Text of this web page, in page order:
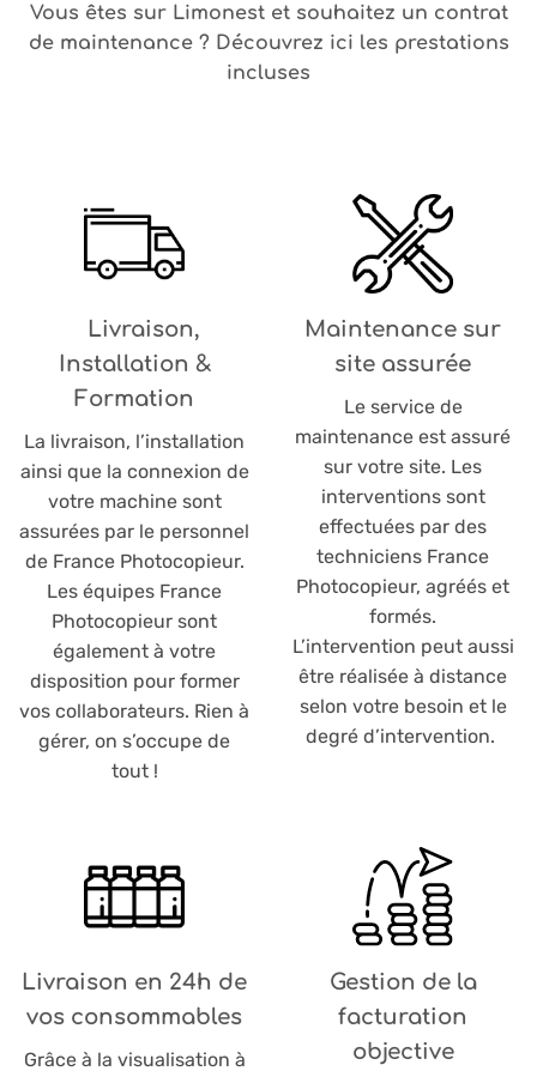
Vous êtes sur Limonest et souhaitez un contrat
de maintenance ? Découvrez ici les prestations
incluses
Livraison,
Installation &
Formation
La livraison, l’installation
ainsi que la connexion de
votre machine sont
assurées par le personnel
de France Photocopieur.
Les équipes France
Photocopieur sont
également à votre
disposition pour former
vos collaborateurs. Rien à
gérer, on s’occupe de
tout !
Maintenance sur
site assurée
Le service de
maintenance est assuré
sur votre site. Les
interventions sont
effectuées par des
techniciens France
Photocopieur, agréés et
formés.
L’intervention peut aussi
être réalisée à distance
selon votre besoin et le
degré d’intervention.
Livraison en 24h de
vos consommables
Grâce à la visualisation à
Gestion de la
facturation
objective